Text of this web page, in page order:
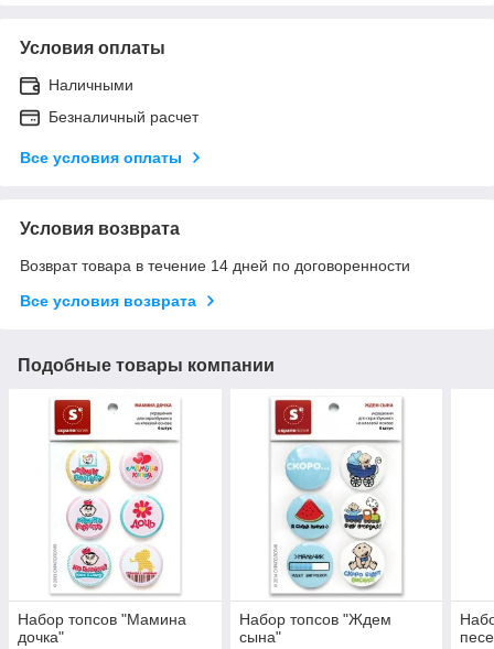
Условия оплаты
Наличными
Безналичный расчет
Все условия оплаты
Условия возврата
Возврат товара в течение 14 дней по договоренности
Все условия возврата
Подобные товары компании
Набор топсов "Мамина
дочка"
Набор топсов "Ждем
сына"